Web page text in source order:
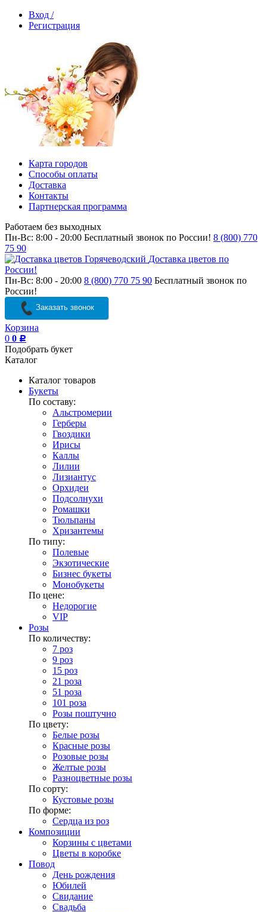
Вход /
Регистрация
Карта городов
Способы оплаты
Доставка
Контакты
Партнерская программа
Работаем без выходных
Пн-Вс: 8:00 - 20:00 Бесплатный звонок по России! 8 (800) 770
75 90
Доставка цветов по
России!
Пн-Вс: 8:00 - 20:00 8 (800) 770 75 90 Бесплатный звонок по
России!
Заказать звонок
Корзина
0 0 Р
Подобрать букет
Каталог
Каталог товаров
Букеты
По составу:
Альстромерии
Герберы
Гвоздики
Ирисы
Каллы
Лилии
Лизиантус
Орхидеи
Подсолнухи
Ромашки
Тюльпаны
Хризантемы
По типу:
Полевые
Экзотические
Бизнес букеты
Монобукеты
По цене:
Недорогие
VIP
Розы
По количеству:
7 роз
9 роз
15 роз
21 роза
51 роза
101 роза
Розы поштучно
По цвету:
Белые розы
Красные розы
Розовые розы
Желтые розы
Разноцветные розы
По сорту:
Кустовые розы
По форме:
Сердца из роз
Композиции
Корзины с цветами
Цветы в коробке
Повод
День рождения
Юбилей
Свидание
Свадьба